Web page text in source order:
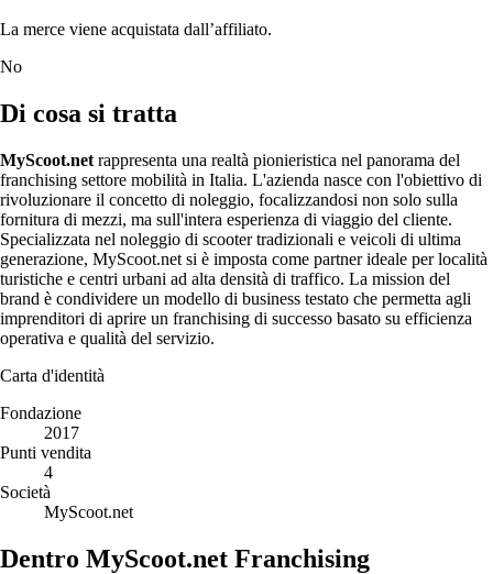
La merce viene acquistata dall’affiliato.
No
Di cosa si tratta
MyScoot.net rappresenta una realtà pionieristica nel panorama del
franchising settore mobilità in Italia. L'azienda nasce con l'obiettivo di
rivoluzionare il concetto di noleggio, focalizzandosi non solo sulla
fornitura di mezzi, ma sull'intera esperienza di viaggio del cliente.
Specializzata nel noleggio di scooter tradizionali e veicoli di ultima
generazione, MyScoot.net si è imposta come partner ideale per località
turistiche e centri urbani ad alta densità di traffico. La mission del
brand è condividere un modello di business testato che permetta agli
imprenditori di aprire un franchising di successo basato su efficienza
operativa e qualità del servizio.
Carta d'identità
Fondazione
2017
Punti vendita
4
Società
MyScoot.net
Dentro MyScoot.net Franchising